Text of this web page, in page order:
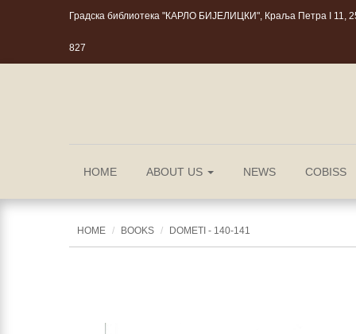
Градска библиотека "КАРЛО БИЈЕЛИЦКИ", Краља Петра I 11,
827
HOME ABOUT US NEWS COBISS
HOME BOOKS DOMETI - 140-141